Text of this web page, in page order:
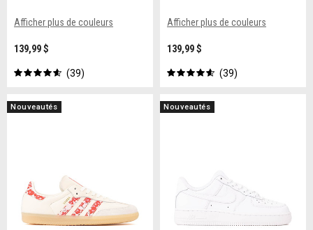
Afficher plus de couleurs
139,99 $
39
Afficher plus de couleurs
139,99 $
39
Nouveautés Nouveautés